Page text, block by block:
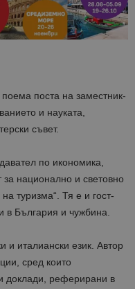
поста на заместник-
и науката,
съвет.
по икономика,
национално и световно
туризма“. Тя е и гост-
в България и чужбина.
и италиански език. Автор
сред които
доклади, реферирани в